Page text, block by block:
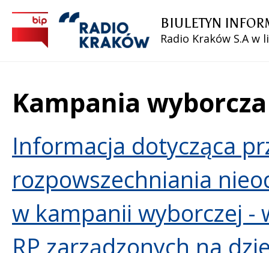
BIULETYN
Radio Kraków S.A w
Kampania
Treść
Informacja dotycząca
rozpowszechniania
w kampanii wyborczej -
RP zarządzonych na